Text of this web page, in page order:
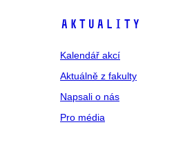
Aktuality
Kalendář akcí
Aktuálně z fakulty
Napsali o nás
Pro média